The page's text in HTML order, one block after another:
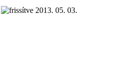
2013. 05. 03.